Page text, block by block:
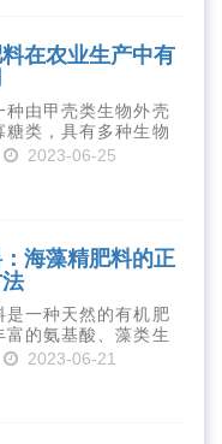
在农业生产中有
种由甲壳类生物外壳
糖类，具有多种生物
值。在农业生产
型的有机肥料，壳
2023-06-25
海藻精肥料的正
是一种天然的有机肥
富的氨基酸、藻类生
、微量元素、蛋白
生长、增强植物抗
2023-06-21